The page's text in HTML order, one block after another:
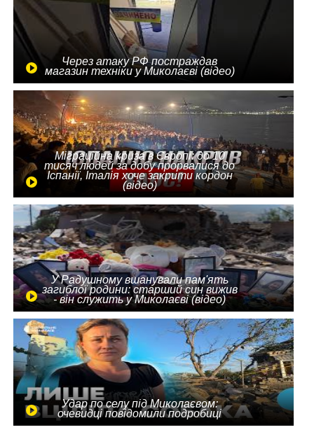
Через атаку РФ постраждав
магазин техніки у Миколаєві (відео)
Міграційна криза в Європі: до 10
тисяч людей за добу прорвалися до
Іспанії, Італія хоче закрити кордон
(відео)
У Радушному вшанували пам'ять
загиблої родини: старший син вижив
- він служить у Миколаєві (відео)
Удар по селу під Миколаєвом:
очевидці повідомили подробиці